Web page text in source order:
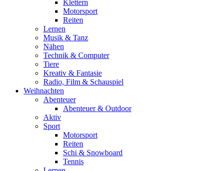
Klettern
Motorsport
Reiten
Lernen
Musik & Tanz
Nähen
Technik & Computer
Tiere
Kreativ & Fantasie
Radio, Film & Schauspiel
Weihnachten
Abenteuer
Abenteuer & Outdoor
Aktiv
Sport
Motorsport
Reiten
Schi & Snowboard
Tennis